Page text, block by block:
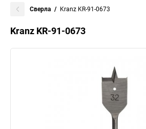
Сверла Kranz KR-91-0673
Kranz KR-91-0673